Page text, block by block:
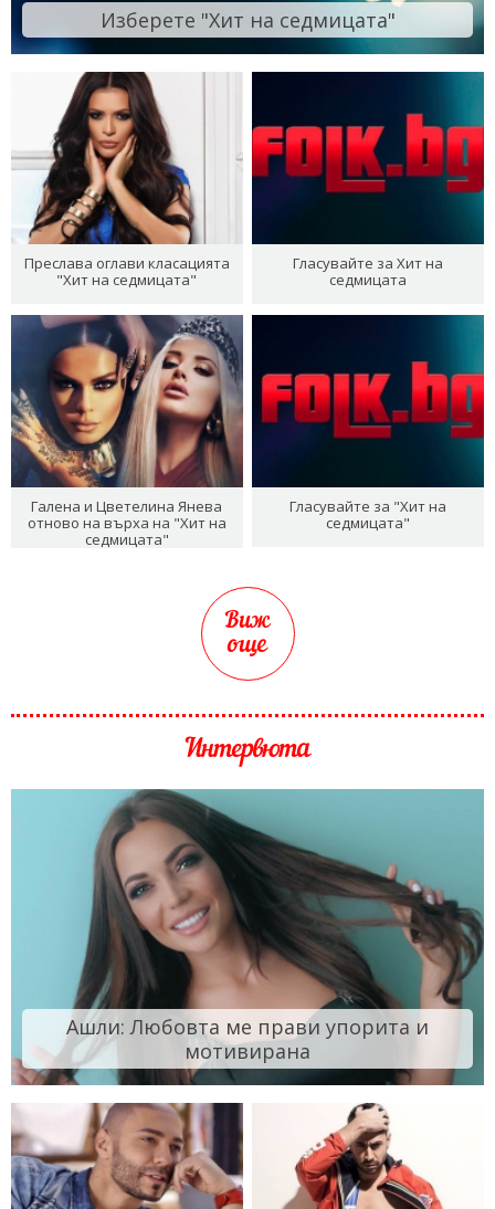
Изберете "Хит на седмицата"
Преслава оглави класацията
"Хит на седмицата"
Гласувайте за Хит на
седмицата
Галена и Цветелина Янева
отново на върха на "Хит на
седмицата"
Гласувайте за "Хит на
седмицата"
Виж
още
Интервюта
Ашли: Любовта ме прави упорита и
мотивирана